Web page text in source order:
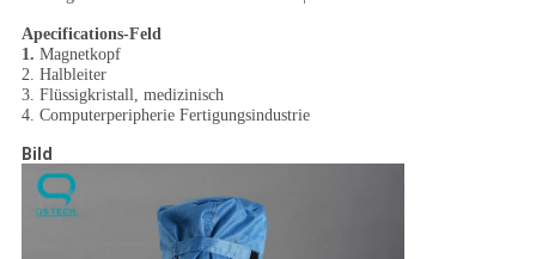
Apecifications-Feld
1. Magnetkopf
2. Halbleiter
3. Flüssigkristall, medizinisch
4. Computerperipherie Fertigungsindustrie
Bild